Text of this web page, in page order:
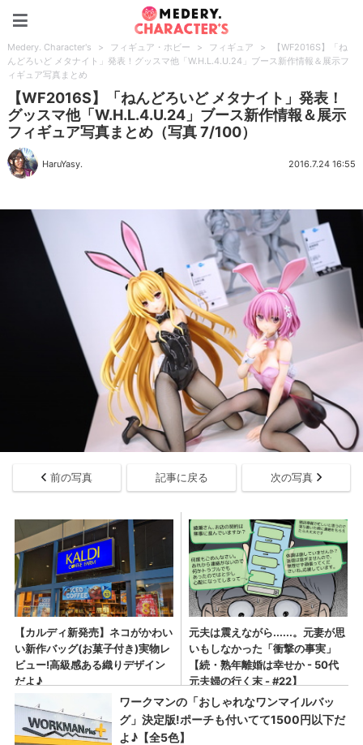
Medery. Character's > フィギュア・ホビー > フィギュア >
【WF2016S】「ね
んどろいど メタナイト」発表！グッスマ他「W.H.L.4.U.24」ブース新作情報＆展示フ
ィギュア写真まとめ
【WF2016S】「ねんどろいど メタナイト」発表！
グッスマ他「W.H.L.4.U.24」ブース新作情報＆展示
フィギュア写真まとめ（写真 7/100）
HaruYasy. 2016.7.24 16:55
前の写真 記事に戻る 次の写真